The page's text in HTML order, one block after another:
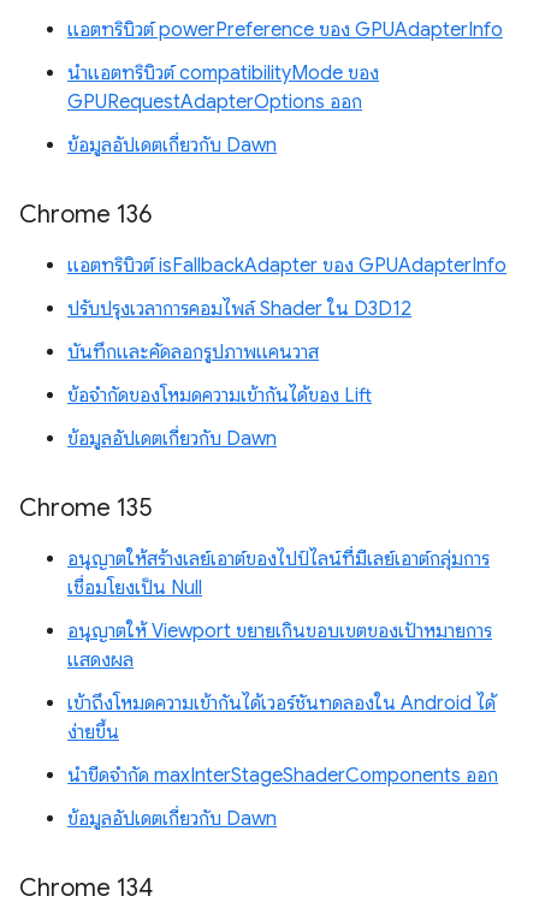
แอตทริบิวต์ powerPreference ของ GPUAdapterInfo
นำแอตทริบิวต์ compatibilityMode ของ
GPURequestAdapterOptions ออก
ข้อมูลอัปเดตเกี่ยวกับ Dawn
Chrome 136
แอตทริบิวต์ isFallbackAdapter ของ GPUAdapterInfo
ปรับปรุงเวลาการคอมไพล์ Shader ใน D3D12
บันทึกและคัดลอกรูปภาพแคนวาส
ข้อจำกัดของโหมดความเข้ากันได้ของ Lift
ข้อมูลอัปเดตเกี่ยวกับ Dawn
Chrome 135
อนุญาตให้สร้างเลย์เอาต์ของไปป์ไลน์ที่มีเลย์เอาต์กลุ่มการ
เชื่อมโยงเป็น Null
อนุญาตให้ Viewport ขยายเกินขอบเขตของเป้าหมายการ
แสดงผล
เข้าถึงโหมดความเข้ากันได้เวอร์ชันทดลองใน Android ได้
ง่ายขึ้น
นำขีดจำกัด maxInterStageShaderComponents ออก
ข้อมูลอัปเดตเกี่ยวกับ Dawn
Chrome 134